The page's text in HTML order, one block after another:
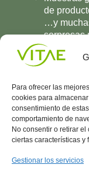
Para ofrecer las
cookies para
consentimiento de
comportamiento de
No consentir o retirar
ciertas características y
Gestionar los servicios
de
…y
sorpresas
UNIRME
Conocenos
Vitae
l